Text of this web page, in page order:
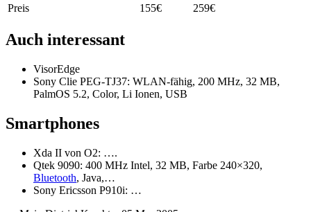
Preis
155€ 259€
Auch interessant
VisorEdge
Sony Clie PEG-TJ37: WLAN-fähig, 200 MHz, 32 MB,
PalmOS 5.2, Color, Li Ionen, USB
Smartphones
Xda II von O2: ….
Qtek 9090: 400 MHz Intel, 32 MB, Farbe 240×320,
Bluetooth, Java,…
Sony Ericsson P910i: …